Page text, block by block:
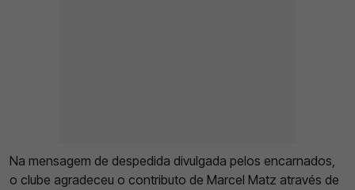
Na mensagem de despedida divulgada pelos encarnados,
o clube agradeceu o contributo de Marcel Matz através de